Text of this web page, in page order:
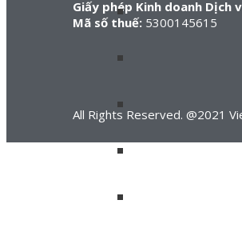
Giấy phép Kinh doanh Dịch
Mã số thuế: 5300145615
All Rights Reserved. @2021